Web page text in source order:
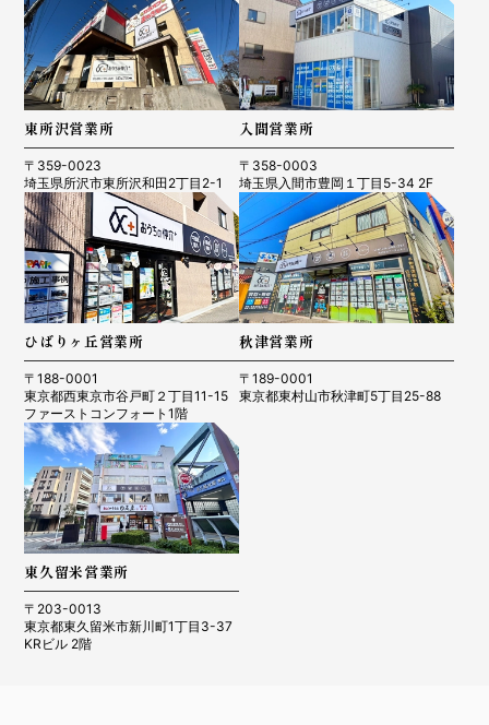
東所沢営業所
〒359-0023
埼玉県所沢市東所沢和田2丁目2-1
入間営業所
〒358-0003
埼玉県入間市豊岡１丁目5-34 2F
ひばりヶ丘営業所
〒188-0001
東京都西東京市谷戸町２丁目11-15
ファーストコンフォート1階
秋津営業所
〒189-0001
東京都東村山市秋津町5丁目25-88
東久留米営業所
〒203-0013
東京都東久留米市新川町1丁目3-37
KRビル 2階